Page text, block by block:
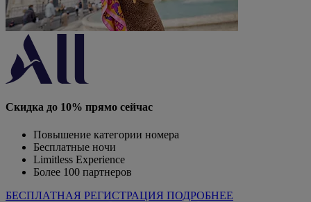
Скидка до 10% прямо сейчас
Повышение категории номера
Бесплатные ночи
Limitless Experience
Более 100 партнеров
БЕСПЛАТНАЯ РЕГИСТРАЦИЯ ПОДРОБНЕЕ